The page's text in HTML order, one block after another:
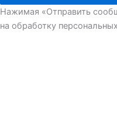
Нажимая «Отправить
на обработку